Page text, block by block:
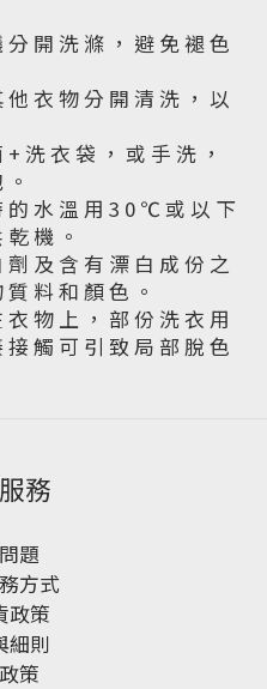
開 洗 滌 ， 避 免 褪 色
衣 物 分 開 清 洗 ， 以
洗 衣 袋 ， 或 手 洗 ，
水 溫 用 3 0 ℃ 或 以 下
機 。
及 含 有 漂 白 成 份 之
料 和 顏 色 。
物 上 ， 部 份 洗 衣 用
觸 可 引 致 局 部 脫 色
務
題
方式
政策
細則
策